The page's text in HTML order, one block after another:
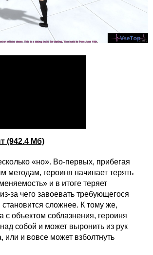
(942.4 Мб)
«но». Во-первых, прибегая
методам, героиня начинает терять
и в итоге теряет
за чего завоевать требующегося
сложнее. К тому же,
с объектом соблазнения, героиня
собой и может выронить из рук
или и вовсе может взболтнуть